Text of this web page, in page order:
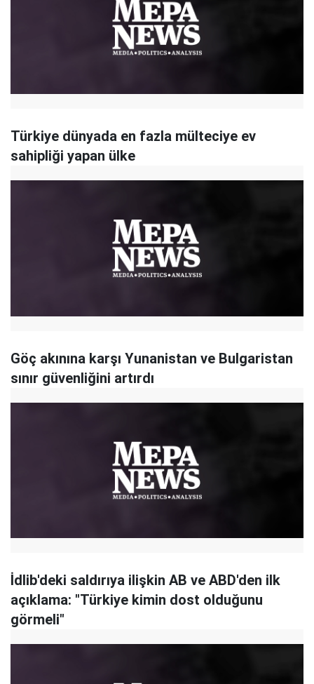
Türkiye dünyada en fazla mülteciye ev
sahipliği yapan ülke
Göç akınına karşı Yunanistan ve Bulgaristan
sınır güvenliğini artırdı
İdlib'deki saldırıya ilişkin AB ve ABD'den ilk
açıklama: "Türkiye kimin dost olduğunu
görmeli"